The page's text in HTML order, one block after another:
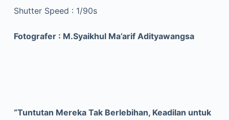
Shutter Speed : 1/90s
Fotografer : M.Syaikhul Ma’arif Adityawangsa
“Tuntutan Mereka Tak Berlebihan, Keadilan untuk